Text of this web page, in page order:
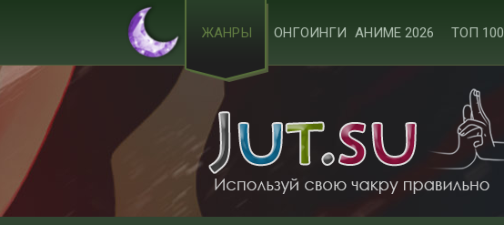
ЖАНРЫ ОНГОИНГИ АНИМЕ 2026 ТОП 100